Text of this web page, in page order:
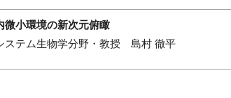
微小環境の新次元俯瞰
ステム生物学分野・教授 島村 徹平